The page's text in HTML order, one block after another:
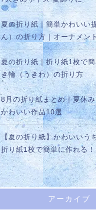
夏の折り紙｜簡単かわいい
ん）の折り方｜オーナメン
夏の折り紙｜折り紙1枚で
き輪（うきわ）の折り方
8月の折り紙まとめ｜夏休
かわいい作品10選
【夏の折り紙】かわいいう
折り紙1枚で簡単に作れる！
アーカイブ